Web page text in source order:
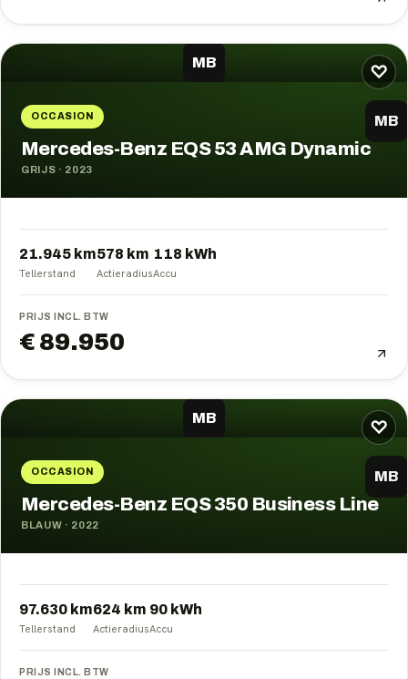
♡
MB
OCCASION MB
Mercedes-Benz EQS 53 AMG Dynamic
GRIJS · 2023
21.945 km
Tellerstand
578 km
Actieradius
118 kWh
Accu
PRIJS INCL. BTW
€ 89.950
♡
MB
OCCASION MB
Mercedes-Benz EQS 350 Business Line
BLAUW · 2022
97.630 km
Tellerstand
624 km
Actieradius
90 kWh
Accu
PRIJS INCL. BTW